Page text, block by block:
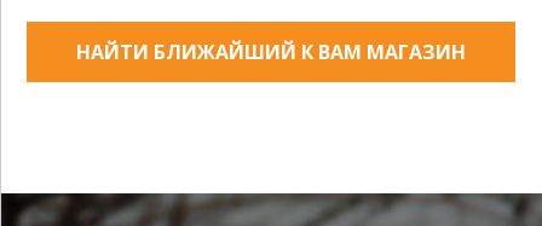
НАЙТИ БЛИЖАЙШИЙ К ВАМ МАГАЗИН